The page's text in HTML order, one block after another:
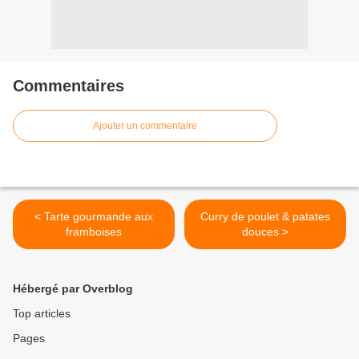
Commentaires
Ajouter un commentaire
< Tarte gourmande aux
framboises
Curry de poulet & patates
douces >
Hébergé par Overblog
Top articles
Pages